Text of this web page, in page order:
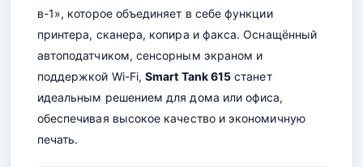
в-1», которое объединяет в себе функции
принтера, сканера, копира и факса. Оснащённый
автоподатчиком, сенсорным экраном и
поддержкой Wi-Fi,Smart Tank 615 станет
идеальным решением для дома или офиса,
обеспечивая высокое качество и экономичную
печать.